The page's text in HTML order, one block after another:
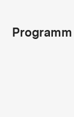
Programm